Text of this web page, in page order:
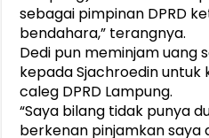
sebagai pimpinan DPRD
bendahara,” terangnya.
Dedi pun meminjam uang
kepada Sjachroedin untuk
caleg DPRD Lampung.
“Saya bilang tidak punya
berkenan pinjamkan saya